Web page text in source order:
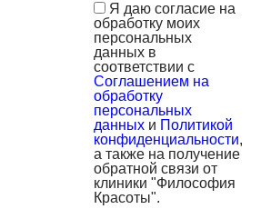
Я даю согласие на
обработку моих
персональных
данных в
соответствии с
Соглашением на
обработку
персональных
данных и Политикой
конфиденциальности,
а также на получение
обратной связи от
клиники "Философия
Красоты".